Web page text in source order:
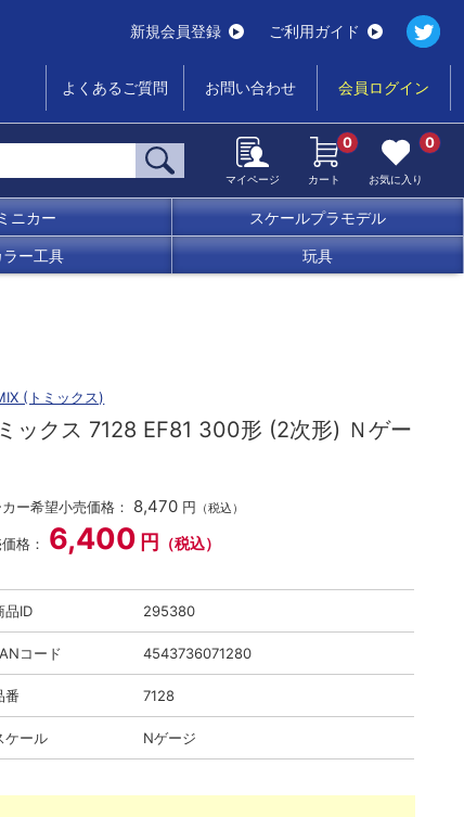
新規会員登録 ご利用ガイド
よくあるご質問 お問い合わせ 会員ログイン
マイページ カート
0
お気に入り
0
ミニカー スケールプラモデル
ラー工具 玩具
(トミックス)
ックス 7128 EF81 300形 (2次形) Ｎゲー
カー希望小売価格： 8,470 円 （税込）
格： 6,400 円 （税込）
品ID 295380
コード 4543736071280
番 7128
ケール Nゲージ